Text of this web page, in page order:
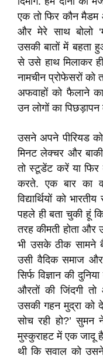
एक तो फिर कौन मैडम
और मेरे साथ बोलो
उसकी बातों में बहता
से उसे हाथ मिलाकर ही
नामचीन प्रोफेसरों को
अफवाहों को फैलाने
उन लोगों का
उसने अपने पीरियड
मिनट लेक्चर और
तो स्टूडेंट करें या फिर
करते. एक बार का
विद्यार्थियों को
पहले ही बता चुकी हूं
तरह कीमती होता और
भी उसके ठीक सामने
उसी वैदिक समाज और
सिर्फ विज्ञान की
औरतों की जिंदगी
उसकी गहन मुद्रा को
सोच रही हो?’
मुस्कुराहट में एक जादू
थी कि सवाल को